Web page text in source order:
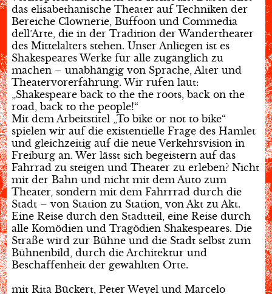
das elisabethanische Theater auf Techniken der
Bereiche Clownerie, Buffoon und Commedia
dell’Arte, die in der Tradition der Wandertheater
des Mittelalters stehen. Unser Anliegen ist es
Shakespeares Werke für alle zugänglich zu
machen – unabhängig von Sprache, Alter und
Theatervorerfahrung. Wir rufen laut:
„Shakespeare back to the the roots, back on the
road, back to the people!“
Mit dem Arbeitstitel „To bike or not to bike“
spielen wir auf die existentielle Frage des Hamlet
und gleichzeitig auf die neue Verkehrsvision in
Freiburg an. Wer lässt sich begeistern auf das
Fahrrad zu steigen und Theater zu erleben? Nicht
mit der Bahn und nicht mit dem Auto zum
Theater, sondern mit dem Fahrrrad durch die
Stadt – von Station zu Station, von Akt zu Akt.
Eine Reise durch den Stadtteil, eine Reise durch
alle Komödien und Tragödien Shakespeares. Die
Straße wird zur Bühne und die Stadt selbst zum
Bühnenbild, durch die Architektur und
Beschaffenheit der gewählten Orte.
mit Rita Bückert, Peter Weyel und Marcelo